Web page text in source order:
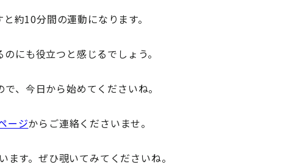
約10分間の運動になります。
にも役立つと感じるでしょう。
、今日から始めてくださいね。
ージからご連絡くださいませ。
す。ぜひ覗いてみてくださいね。